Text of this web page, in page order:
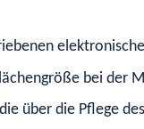
bei der
über die Pflege